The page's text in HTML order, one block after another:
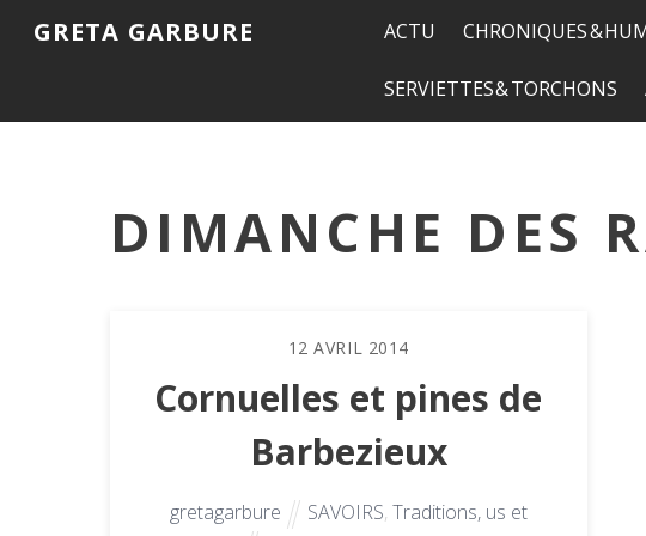
GRETA GARBURE ACTU CHRONIQUES &
SERVIETTES & TORCHONS
DIMANCHE DES
12 AVRIL 2014
Cornuelles et pines de
Barbezieux
gretagarbure SAVOIRS,Traditions, us et